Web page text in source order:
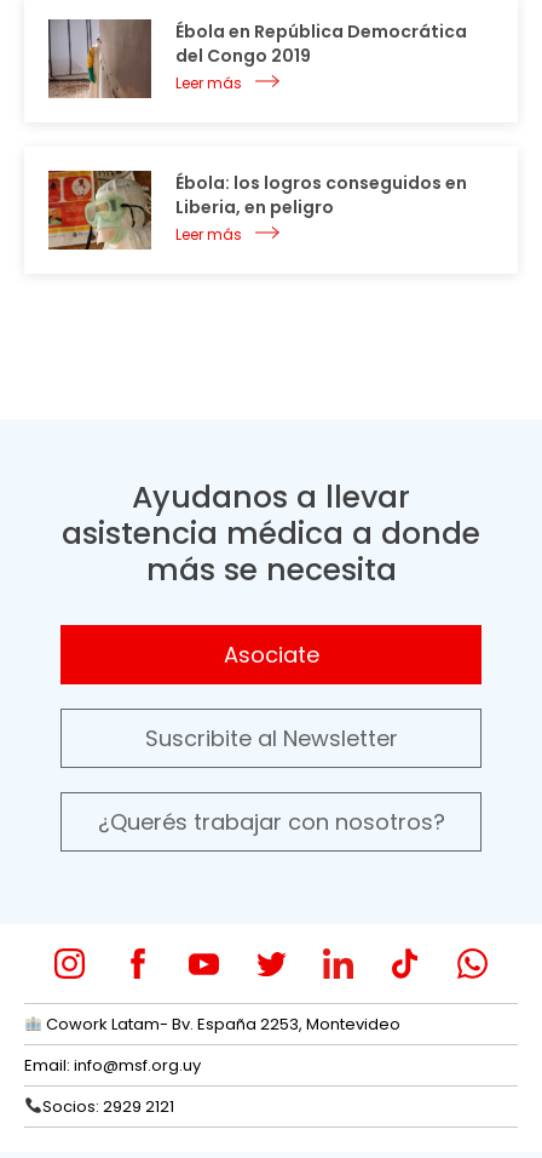
Ébola en República Democrática
del Congo 2019
Leer más
Ébola: los logros conseguidos en
Liberia, en peligro
Leer más
Ayudanos a llevar
asistencia médica a donde
más se necesita
Asociate
Suscribite al Newsletter
¿Querés trabajar con nosotros?
Cowork Latam- Bv. España 2253, Montevideo
Email: info@msf.org.uy
Socios: 2929 2121